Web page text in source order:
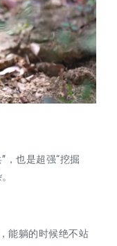
，也是超强“挖掘
能躺的时候绝不站